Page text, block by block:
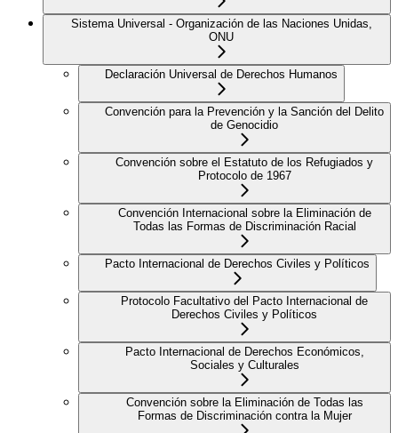
Sistema Universal - Organización de las Naciones Unidas,
ONU
Declaración Universal de Derechos Humanos
Convención para la Prevención y la Sanción del Delito
de Genocidio
Convención sobre el Estatuto de los Refugiados y
Protocolo de 1967
Convención Internacional sobre la Eliminación de
Todas las Formas de Discriminación Racial
Pacto Internacional de Derechos Civiles y Políticos
Protocolo Facultativo del Pacto Internacional de
Derechos Civiles y Políticos
Pacto Internacional de Derechos Económicos,
Sociales y Culturales
Convención sobre la Eliminación de Todas las
Formas de Discriminación contra la Mujer